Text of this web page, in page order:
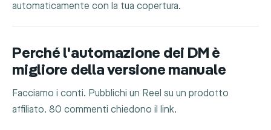
automaticamente con la tua copertura.
Perché l'automazione dei DM è
migliore della versione manuale
Facciamo i conti. Pubblichi un Reel su un prodotto
affiliato. 80 commenti chiedono il link.